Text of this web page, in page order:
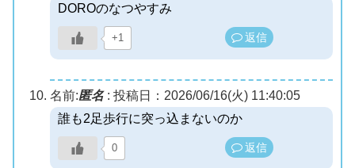
DOROのなつやすみ
+1 返信
名前:匿名: 投稿日：2026/06/16(火) 11:40:05
誰も2足歩行に突っ込まないのか
0 返信